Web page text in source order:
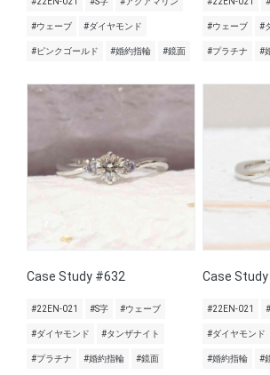
#ウェーブ #ダイヤモンド
#ピンクゴールド #婚約指輪 #鏡面
#ウェーブ #
#プラチナ #
Case Study #632
#22EN-021 #S字 #ウェーブ
#ダイヤモンド #タンザナイト
#プラチナ #婚約指輪 #鏡面
Case
#22EN-021
#ダイヤモンド
#婚約指輪 #